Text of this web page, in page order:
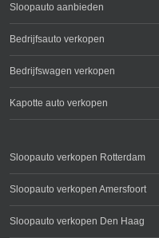
Sloopauto aanbieden
Bedrijfsauto verkopen
Bedrijfswagen verkopen
Kapotte auto verkopen
Sloopauto verkopen Rotterdam
Sloopauto verkopen Amersfoort
Sloopauto verkopen Den Haag